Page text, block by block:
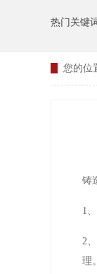
热门关键
您的位
铸
1
2
理。